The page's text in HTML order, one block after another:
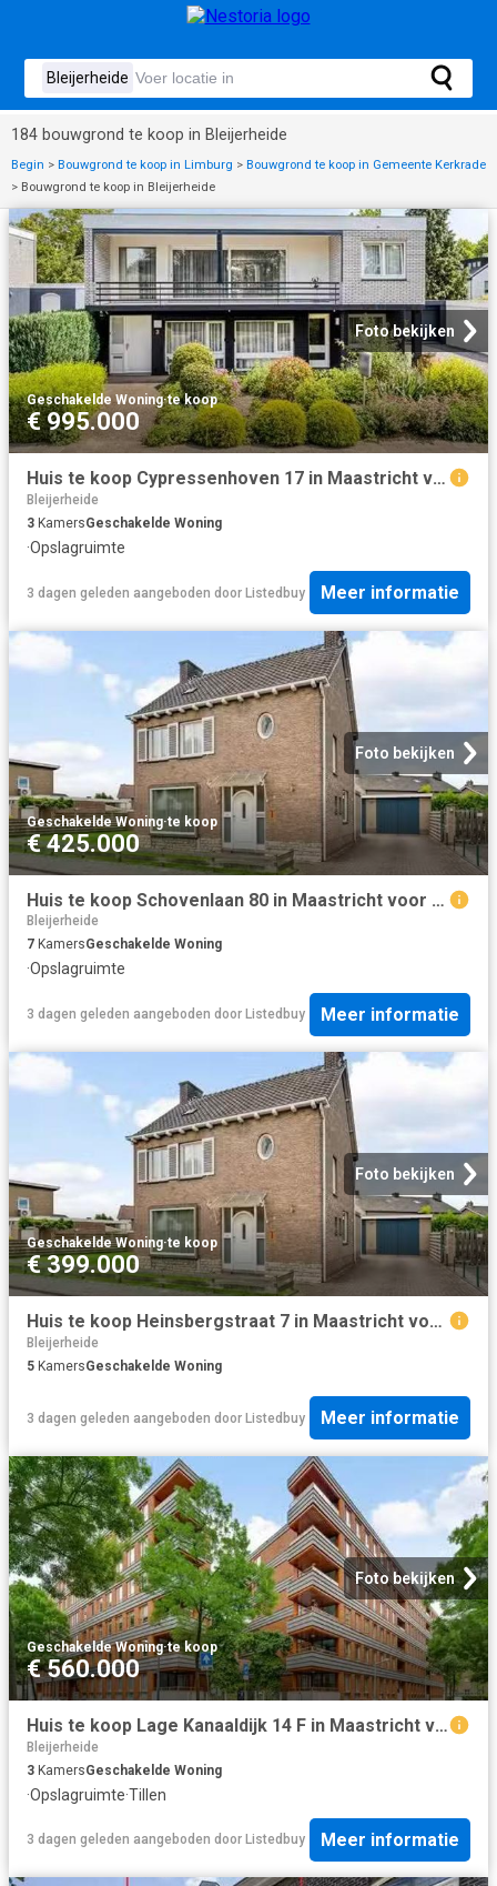
184 bouwgrond te koop in Bleijerheide
Begin > Bouwgrond te koop in Limburg > Bouwgrond te koop in Gemeente Kerkrade
> Bouwgrond te koop in Bleijerheide
Foto bekijken
Geschakelde Woning·te koop
€ 995.000
Huis te koop Cypressenhoven 17 in Maastricht voor € 995.000
Bleijerheide
3 KamersGeschakelde Woning
·Opslagruimte
3 dagen geleden aangeboden door Listedbuy Meer informatie
Foto bekijken
Geschakelde Woning·te koop
€ 425.000
Huis te koop Schovenlaan 80 in Maastricht voor € 425.000
Bleijerheide
7 KamersGeschakelde Woning
·Opslagruimte
3 dagen geleden aangeboden door Listedbuy Meer informatie
Foto bekijken
Geschakelde Woning·te koop
€ 399.000
Huis te koop Heinsbergstraat 7 in Maastricht voor € 399.000
Bleijerheide
5 KamersGeschakelde Woning
3 dagen geleden aangeboden door Listedbuy Meer informatie
Foto bekijken
Geschakelde Woning·te koop
€ 560.000
Huis te koop Lage Kanaaldijk 14 F in Maastricht voor € 560.000
Bleijerheide
3 KamersGeschakelde Woning
·Opslagruimte·Tillen
3 dagen geleden aangeboden door Listedbuy Meer informatie